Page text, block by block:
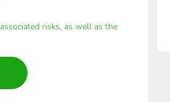
associated risks, as well as the